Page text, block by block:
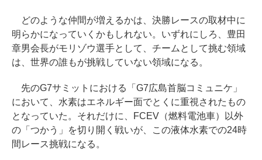
どのような仲間が増えるかは、決勝レースの取材中に
明らかになっていくかもしれない。いずれにしろ、豊田
章男会長がモリゾウ選手として、チームとして挑む領域
は、世界の誰もが挑戦していない領域になる。
先のG7サミットにおける「G7広島首脳コミュニケ」
において、水素はエネルギー面でとくに重視されたもの
となっていた。それだけに、FCEV（燃料電池車）以外
の「つかう」を切り開く戦いが、この液体水素での24時
間レース挑戦になる。